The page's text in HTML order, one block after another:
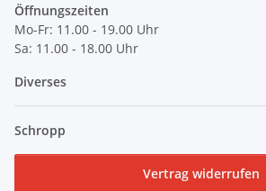
Öffnungszeiten
Mo-Fr: 11.00 - 19.00 Uhr
Sa: 11.00 - 18.00 Uhr
Diverses
Schropp
Vertrag widerrufen